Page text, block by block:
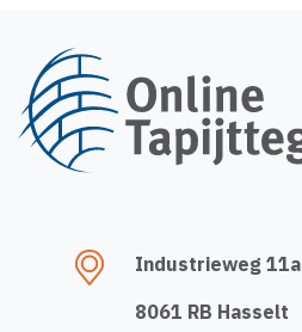
Industrieweg 11a
8061 RB Hasselt